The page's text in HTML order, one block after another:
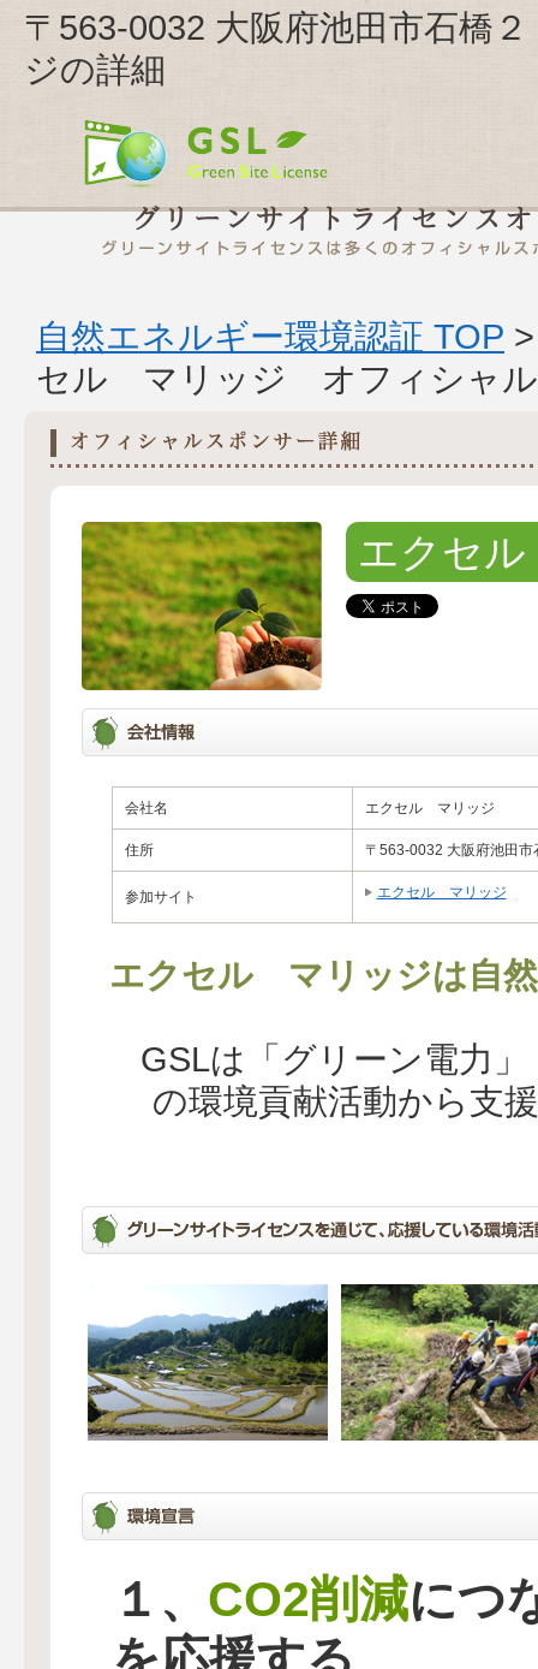
〒563-0032 大阪府池田市石橋
ジの詳細
自然エネルギー環境認証 TOP
セル マリッジ オフィシャル
エクセ
会社名 エクセル マリッジ
住所 〒563-0032 大阪府池田市
参加サイト エクセル マリッジ
エクセル マリッジは自
GSLは「グリーン電力
の環境貢献活動から支
１、 CO2削減につ